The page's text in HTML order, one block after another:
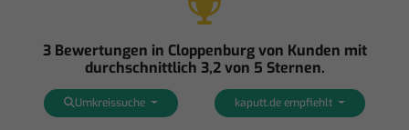
3 Bewertungen in Cloppenburg von Kunden mit
durchschnittlich 3,2 von 5 Sternen.
Umkreissuche kaputt.de empfiehlt